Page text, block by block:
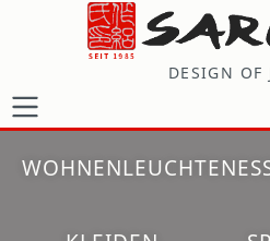
Zum Hauptinhalt springen
DESIGN OF
WOHNENLEUCHTEN